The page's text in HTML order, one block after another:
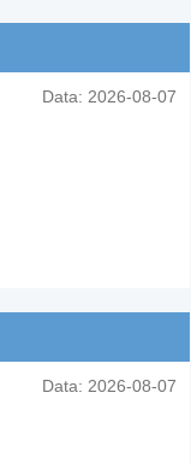
Data: 2026-08-07
Data: 2026-08-07